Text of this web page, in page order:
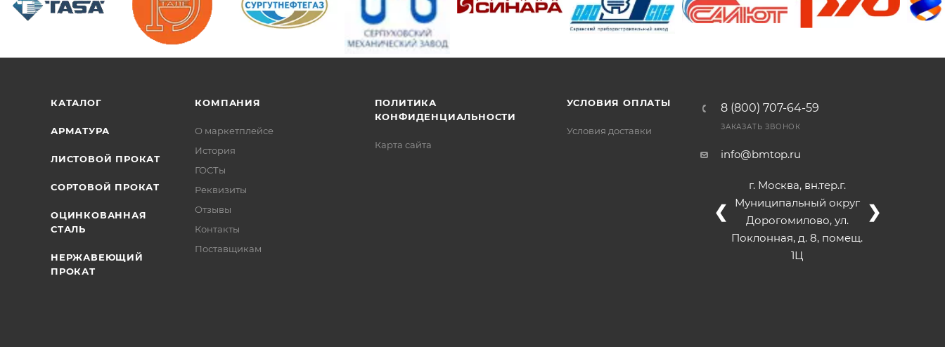
КАТАЛОГ
АРМАТУРА
ЛИСТОВОЙ ПРОКАТ
СОРТОВОЙ ПРОКАТ
ОЦИНКОВАННАЯ
СТАЛЬ
НЕРЖАВЕЮЩИЙ
ПРОКАТ
КОМПАНИЯ
О маркетплейсе
История
ГОСТы
Реквизиты
Отзывы
Контакты
Поставщикам
ПОЛИТИКА
КОНФИДЕНЦИАЛЬНОСТИ
Карта сайта
УСЛОВИЯ ОПЛАТЫ
Условия доставки
8 (800) 707-64-59
ЗАКАЗАТЬ ЗВОНОК
info@bmtop.ru
г. Москва, вн.тер.г.
Муниципальный округ
Дорогомилово, ул.
Поклонная, д. 8, помещ.
1Ц
❮ ❯